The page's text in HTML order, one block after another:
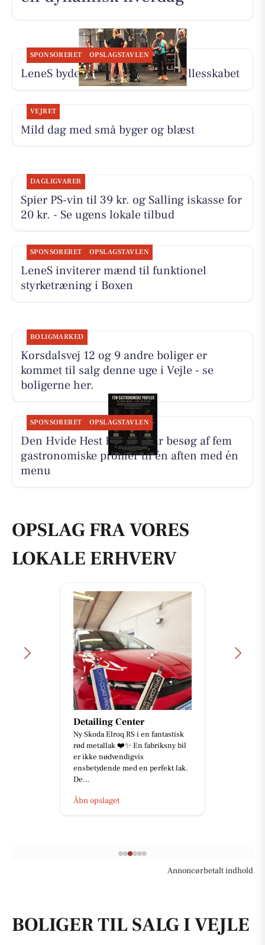
SPONSORERET OPSLAGSTAVLEN
LeneS byder dig velkommen i fællesskabet
VEJRET
Mild dag med små byger og blæst
DAGLIGVARER
Spier PS-vin til 39 kr. og Salling iskasse for
20 kr. - Se ugens lokale tilbud
SPONSORERET OPSLAGSTAVLEN
LeneS inviterer mænd til funktionel
styrketræning i Boxen
BOLIGMARKED
Korsdalsvej 12 og 9 andre boliger er
kommet til salg denne uge i Vejle - se
boligerne her.
SPONSORERET OPSLAGSTAVLEN
Den Hvide Hest Kolding får besøg af fem
gastronomiske profiler til én aften med én
menu
OPSLAG FRA VORES
LOKALE ERHVERV
Detailing Center
Ny Skoda Elroq RS i en fantastisk
rød metallak ❤️✨ En fabriksny bil
er ikke nødvendigvis
ensbetydende med en perfekt lak.
De...
Åbn opslaget
Annoncørbetalt indhold
BOLIGER TIL SALG I VEJLE